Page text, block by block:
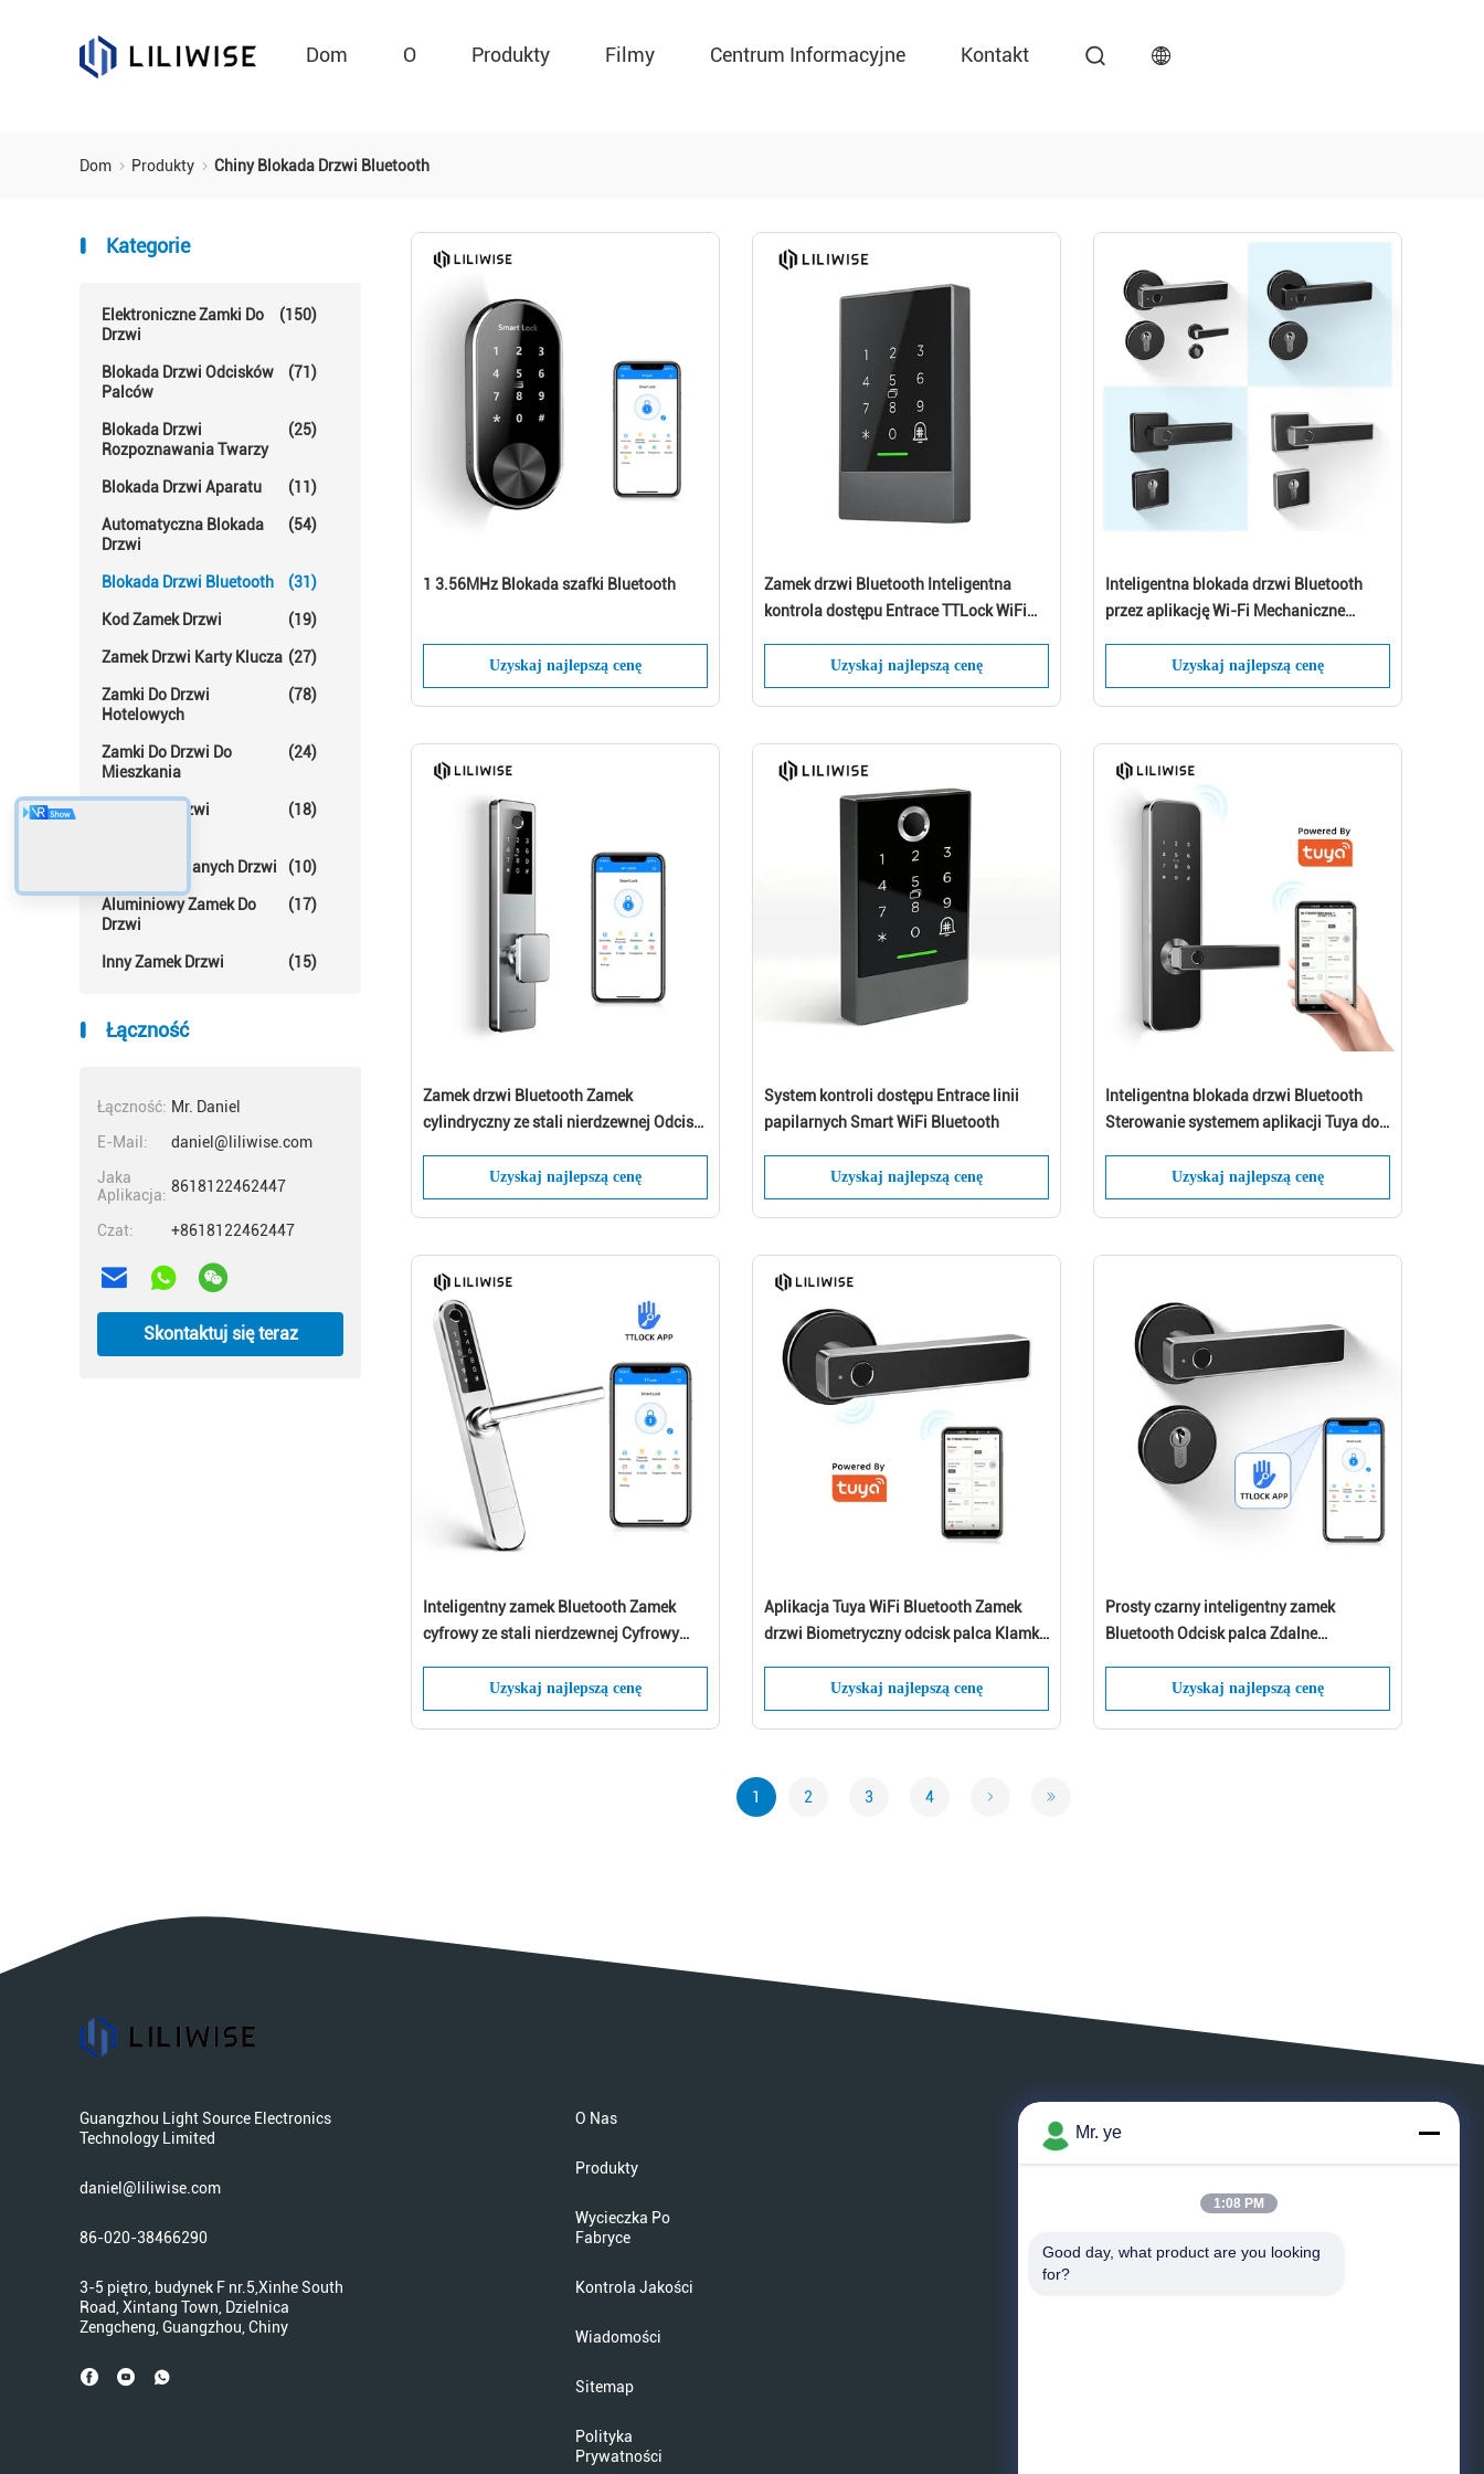
Dom O Produkty Filmy Centrum Informacyjne Kontakt
Dom Produkty Chiny Blokada Drzwi Bluetooth
Kategorie
Elektroniczne Zamki Do
Drzwi
(150)
Blokada Drzwi Odcisków
Palców
(71)
Blokada Drzwi
Rozpoznawania Twarzy
(25)
Blokada Drzwi Aparatu (11)
Automatyczna Blokada
Drzwi
(54)
Blokada Drzwi Bluetooth (31)
Kod Zamek Drzwi (19)
Zamek Drzwi Karty Klucza (27)
Zamki Do Drzwi
Hotelowych
(78)
Zamki Do Drzwi Do
Mieszkania
(24)
Zamki Do Drzwi
(18)
Blokada Szklanych Drzwi (10)
Aluminiowy Zamek Do
Drzwi
(17)
Inny Zamek Drzwi (15)
Łączność
Łączność: Mr. Daniel
E-Mail:
daniel@liliwise.com
Jaka
Aplikacja: 8618122462447
Czat: +8618122462447
Skontaktuj się teraz
1 3.56MHz Blokada szafki Bluetooth
Uzyskaj najlepszą cenę
Zamek drzwi Bluetooth Inteligentna
kontrola dostępu Entrace TTLock WiFi
Uzyskaj najlepszą cenę
Inteligentna blokada drzwi Bluetooth
przez aplikację Wi-Fi Mechaniczne
domowegoUzyskaj najlepszą cenę
Zamek drzwi Bluetooth Zamek
cylindryczny ze stali nierdzewnej Odcisk
Uzyskaj najlepszą cenę
System kontroli dostępu Entrace linii
papilarnych Smart WiFi Bluetooth
Uzyskaj najlepszą cenę
Inteligentna blokada drzwi Bluetooth
Sterowanie systemem aplikacji Tuya do
Uzyskaj najlepszą cenę
Inteligentny zamek Bluetooth Zamek
cyfrowy ze stali nierdzewnej Cyfrowy
Uzyskaj najlepszą cenę
Aplikacja Tuya WiFi Bluetooth Zamek
drzwi Biometryczny odcisk palca Klamka
blokada drzwiUzyskaj najlepszą cenę
Prosty czarny inteligentny zamek
Bluetooth Odcisk palca Zdalne
Uzyskaj najlepszą cenę
1 2 3 4
Guangzhou Light Source Electronics
Technology Limited
daniel@liliwise.com
86-020-38466290
3-5 piętro, budynek F nr.5,Xinhe South
Road, Xintang Town, Dzielnica
Zengcheng, Guangzhou, Chiny
O Nas
Produkty
Wycieczka Po
Fabryce
Kontrola Jakości
Wiadomości
Sitemap
Polityka
Prywatności
*E-mail
Zostaw wiadomość Oddzwonimy wkrótce!
Mr. ye
1:08 PM
Good day, what product are you looking
for?